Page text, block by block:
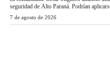
seguridad de Alto Paraná. Podrían
7 de agosto de 2026